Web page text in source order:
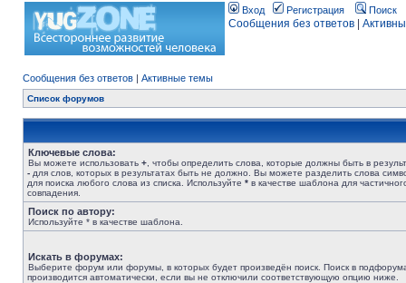
Вход Регистрация Поиск
Сообщения без ответов
Сообщения без ответов | Активные темы
Список форумов
Ключевые слова:
Вы можете использовать + , чтобы определить слова, которые должны быть в
- для слов, которых в результатах быть не должно. Вы можете разделить слова
для поиска любого слова из списка. Используйте * в качестве шаблона для
совпадения.
Поиск по автору:
Используйте * в качестве шаблона.
Искать в форумах:
Выберите форум или форумы, в которых будет произведён поиск. Поиск в
производится автоматически, если вы не отключили соответствующую опцию ниже.